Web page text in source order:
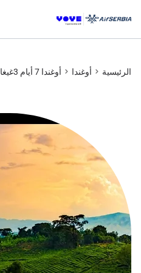
الرئيسية أوغندا أوغندا 7 أيام 3غيغابايت